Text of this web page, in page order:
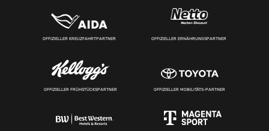
OFFIZIELLER KREUZFAHRTPARTNER OFFIZIELLER ERNÄHRUNGSPARTNER
OFFIZIELLER FRÜHSTÜCKSPARTNER OFFIZIELLER MOBILITÄTS-PARTNER